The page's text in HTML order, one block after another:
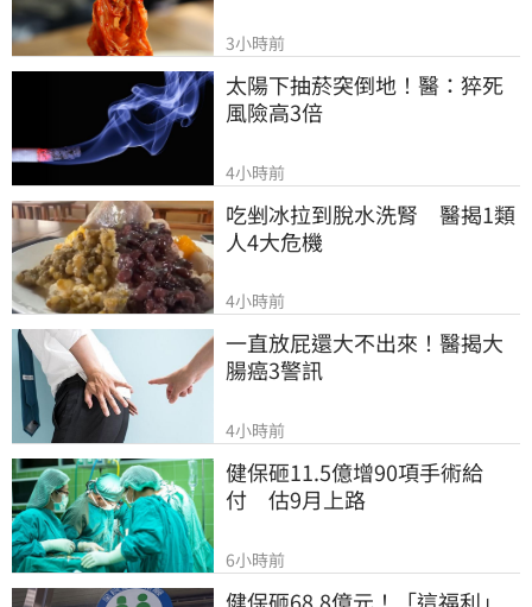
3小時前
太陽下抽菸突倒地！醫：猝死
風險高3倍
4小時前
吃剉冰拉到脫水洗腎　醫揭1類
人4大危機
4小時前
一直放屁還大不出來！醫揭大
腸癌3警訊
4小時前
健保砸11.5億增90項手術給
付　估9月上路
6小時前
健保砸68.8億元！「這福利」